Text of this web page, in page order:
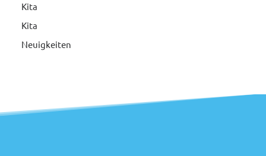
Kita
Kita
Neuigkeiten